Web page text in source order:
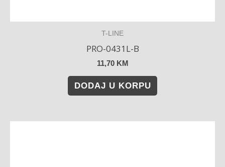
T-LINE
PRO-0431L-B
11,70 KM
DODAJ U KORPU